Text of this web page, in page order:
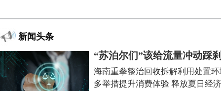
新闻头条
“苏泊尔们”该给流量冲动踩
海南重拳整治回收拆解利用处置
多举措提升消费体验 释放夏日经